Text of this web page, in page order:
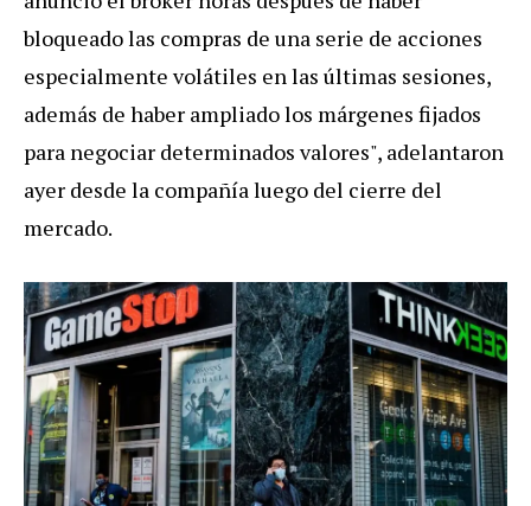
bloqueado las compras de una serie de acciones
especialmente volátiles en las últimas sesiones,
además de haber ampliado los márgenes fijados
para negociar determinados valores", adelantaron
ayer desde la compañía luego del cierre del
mercado.